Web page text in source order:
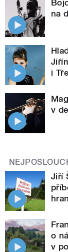
na
i
v
Jiří
o
v